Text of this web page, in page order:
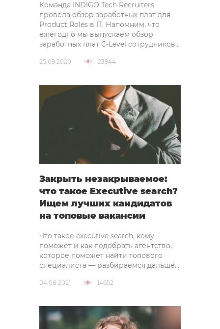
Команда INDIGO Tech Recruiters
провела обзор заработных плат для
Product Roles в IT. Напомним, что
ежегодно мы выпускаем обзор
заработных плат C-Level сотрудников...
25.09.2020 23944
Закрыть незакрываемое:
что такое Executive search?
Ищем лучших кандидатов
на топовые вакансии
Что такое executive search, кому
поможет и как подобрать агентство,
которое поможет найти топового
специалиста — разбираемся дальше...
04.08.2021 14652